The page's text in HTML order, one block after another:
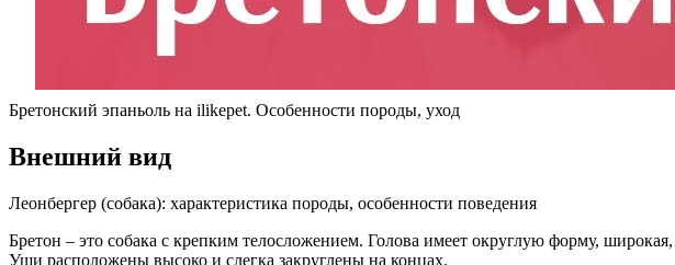
Бретонский эпаньоль на ilikepet. Особенности породы, уход
Внешний вид
Леонбергер (собака): характеристика породы, особенности поведения
Бретон – это собака с крепким телосложением. Голова имеет округлую форму,
Уши расположены высоко и слегка закруглены на концах.